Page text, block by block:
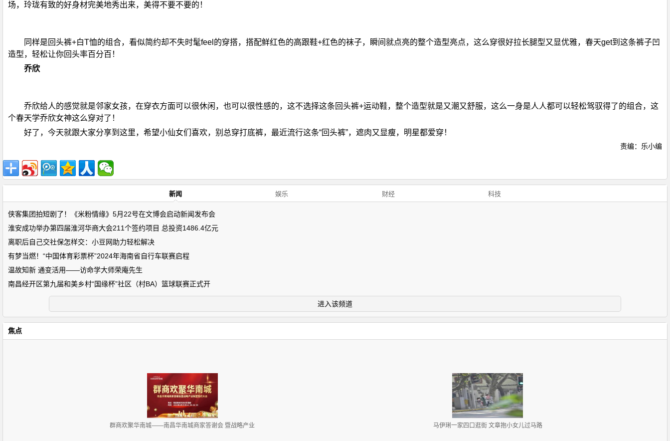
场，玲珑有致的好身材完美地秀出来，美得不要不要的！
同样是回头裤+白T恤的组合，看似简约却不失时髦feel的穿搭，搭配鲜红色的高跟鞋+红色的袜子，瞬间就点亮的整个造型亮点，这么穿很好拉长腿型又显优雅，春天get到这条裤子凹
造型，轻松让你回头率百分百！
乔欣
乔欣给人的感觉就是邻家女孩，在穿衣方面可以很休闲，也可以很性感的，这不选择这条回头裤+运动鞋，整个造型就是又潮又舒服，这么一身是人人都可以轻松驾驭得了的组合，这
个春天学乔欣女神这么穿对了！
好了，今天就跟大家分享到这里，希望小仙女们喜欢，别总穿打底裤，最近流行这条“回头裤”，遮肉又显瘦，明星都爱穿！
责编：乐小编
新闻 娱乐 财经 科技
侠客集团拍短剧了！《米粉情缘》5月22号在文博会启动新闻发布会
淮安成功举办第四届淮河华商大会211个签约项目 总投资1486.4亿元
离职后自己交社保怎样交：小豆网助力轻松解决
有梦当燃！“中国体育彩票杯”2024年海南省自行车联赛启程
温故知新 通变活用——访命学大师荣庵先生
南昌经开区第九届和美乡村“国缘杯”社区（村BA）篮球联赛正式开
进入该频道
焦点
群商欢聚华南城——南昌华南城商家答谢会 暨战略产业 马伊琍一家四口逛街 文章抱小女儿过马路